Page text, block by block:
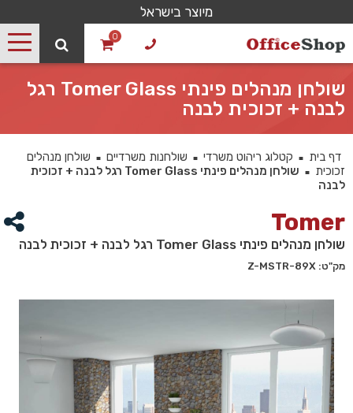
מיוצר בישראל
0
שולחן מנהלים פינתי Tomer Glass רגל
לבנה + זכוכית לבנה
דף בית ■ קטלוג ריהוט משרדי ■ שולחנות משרדיים ■
שולחן מנהלים
זכוכית
■
שולחן מנהלים פינתי Tomer Glass רגל לבנה + זכוכית
לבנה
Tomer
שולחן מנהלים פינתי Tomer Glass רגל לבנה + זכוכית לבנה
מק"ט: Z-MSTR-89X